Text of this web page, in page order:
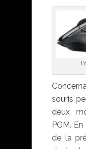
souris
deux
PGM.
de la